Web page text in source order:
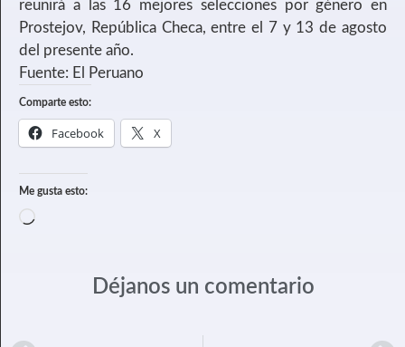
reunirá a las 16 mejores selecciones por género en
Prostejov, República Checa, entre el 7 y 13 de agosto
del presente año.
Fuente: El Peruano
Comparte esto:
Facebook X
Me gusta esto:
Déjanos un comentario